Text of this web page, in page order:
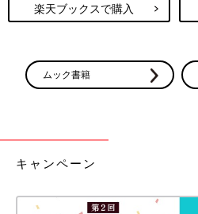
楽天ブックスで購入
ムック書籍
キャンペーン